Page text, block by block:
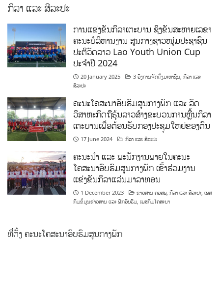
ກິລາ ແລະ ສິລະປະ
ການແຂ່ງຂັນກິລາເຕະບານ ຊິງຂັນສະຫາຍເລຂາ
ຄະນະບໍລິຫານງານ ສູນກາງຊາວໜຸ່ມປະຊາຊົນ
ປະຕິວັດລາວ Lao Youth Union Cup
ປະຈຳປີ 2024
20 January 2025 3 ອົງການຈັດຕັ້ງມະຫາຊົນ ,ກິລາ ແລະ
ສິລະປະ
ຄະນະໂຄສະນາອົບຮົມສູນກາງພັກ ແລະ ລັດ
ວິສາຫະກິດຖືຮຸ້ນລາວສ້າງຂະບວນການຫຼີ້ນກິລາ
ເຕະບານເພື່ອຕ້ອນຮັບກອງປະຊຸມໃຫຍ່ຂອງຕົນ
17 June 2024 ກິລາ ແລະ ສິລະປະ
ຄະນະນຳ ແລະ ພະນັກງານພາຍໃນຄະນະ
ໂຄສະນາອົບຮົມສູນກາງພັກ ເຂົ້າຮ່ວມງານ
ແຂ່ງຂັນກິລາແລ່ນມາລາທອນ
1 December 2023 ຂ່າວສານ ຄອສພ ,ກິລາ ແລະ ສິລະປະ ,ເພສ
ກົມຂໍ້ມູນຂ່າວສານ ແລະ ຝຶກອົບຮົມ ,ເພສກົມໂຄສະນາ
ທີ່ຕັ້ງ ຄະນະໂຄສະນາອົບຮົມສູນກາງພັກ